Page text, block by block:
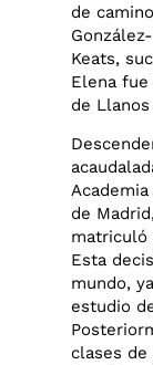
de
Keats,
Elena
de
de
matriculó
Esta
mundo,
estudio
clases de